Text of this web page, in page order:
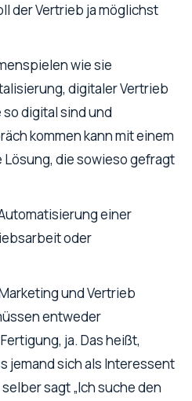
der Vertrieb ja möglichst
wie sie
digitaler Vertrieb
digital sind und
kommen kann mit einem
die sowieso gefragt
einer
oder
und Vertrieb
entweder
ja. Das heißt,
jemand sich als Interessent
sagt „Ich suche den